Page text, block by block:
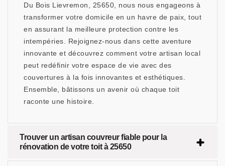
Du Bois Lievremon, 25650, nous nous engageons à
transformer votre domicile en un havre de paix, tout
en assurant la meilleure protection contre les
intempéries. Rejoignez-nous dans cette aventure
innovante et découvrez comment votre artisan local
peut redéfinir votre espace de vie avec des
couvertures à la fois innovantes et esthétiques.
Ensemble, bâtissons un avenir où chaque toit
raconte une histoire.
Trouver un artisan couvreur fiable pour la
rénovation de votre toit à 25650